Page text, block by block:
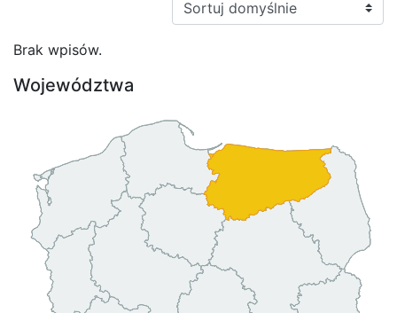
Brak wpisów.
Województwa